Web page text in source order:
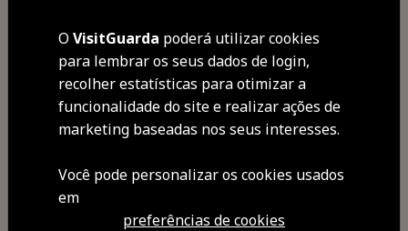
Público em geral
Org.: Conservatório de Música de S.
José da Guarda/CMG/MG
OVisitGuarda poderá utilizar cookies
para lembrar os seus dados de login,
recolher estatísticas para otimizar a
funcionalidade do site e realizar ações de
marketing baseadas nos seus interesses.
Você pode personalizar os cookies usados ​​
em
preferências de cookies